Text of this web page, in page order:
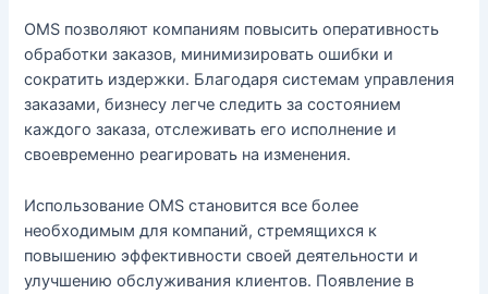
OMS позволяют компаниям повысить оперативность
обработки заказов, минимизировать ошибки и
сократить издержки. Благодаря системам управления
заказами, бизнесу легче следить за состоянием
каждого заказа, отслеживать его исполнение и
своевременно реагировать на изменения.
Использование OMS становится все более
необходимым для компаний, стремящихся к
повышению эффективности своей деятельности и
улучшению обслуживания клиентов. Появление в